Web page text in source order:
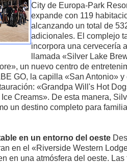
City de Europa-Park
expande con 119
alcanzando un total de
adicionales. El complejo
incorpora una cervecería
llamada «Silver Lake
un nuevo centro de
GO, la capilla «San Antonio» y
«Grandpa Will's Hot
Creams». De esta manera,
un destino completo para
en un entorno del oeste
en el «Riverside Western
en una atmósfera del oeste. Las